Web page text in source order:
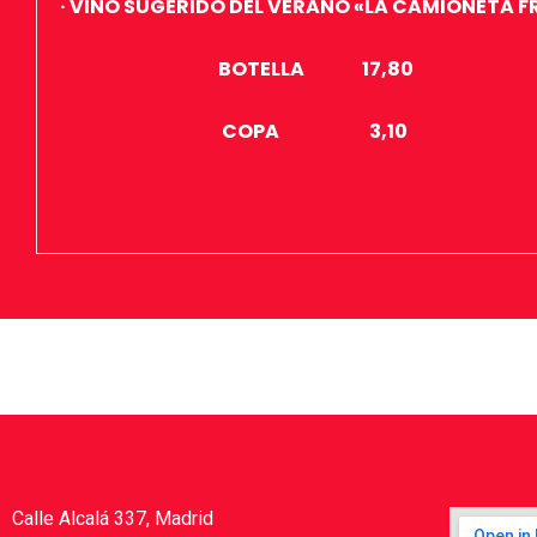
· VINO SUGERIDO DEL VERANO «LA CAMIONETA
BOTELLA 17,80
COPA 3,10
Calle Alcalá 337, Madrid